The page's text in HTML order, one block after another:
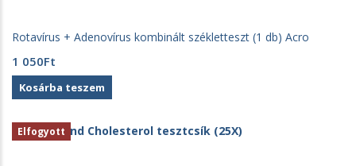
Rotavírus + Adenovírus kombinált székletteszt (1 db) Acro
1 050Ft
Kosárba teszem
Elfogyott